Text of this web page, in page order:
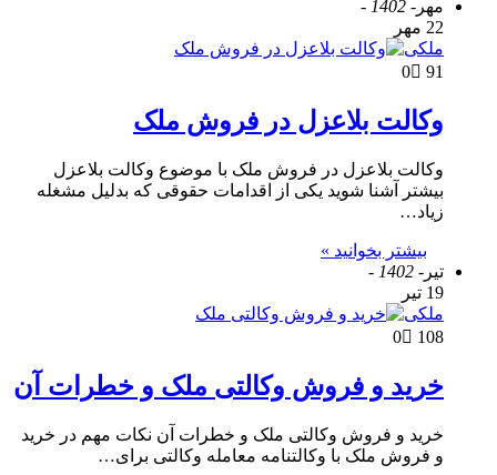
مهر - 1402 -
22 مهر
ملکی
0
91
وکالت بلاعزل در فروش ملک
وکالت بلاعزل در فروش ملک با موضوع وکالت بلاعزل
بیشتر آشنا شوید یکی از اقدامات حقوقی که بدلیل مشغله
زیاد…
بیشتر بخوانید »
تیر - 1402 -
19 تیر
ملکی
0
108
خرید و فروش وکالتی ملک و خطرات آن
خرید و فروش وکالتی ملک و خطرات آن نکات مهم در خرید
و فروش ملک با وکالتنامه معامله وکالتی برای…